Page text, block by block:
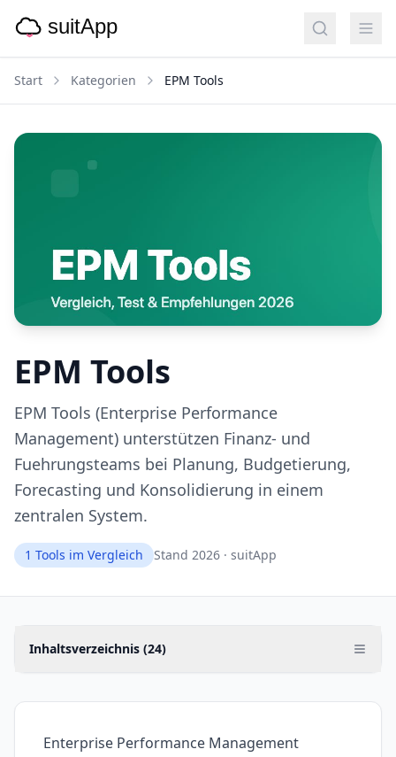
Start Kategorien EPM Tools
EPM Tools
EPM Tools (Enterprise Performance
Management) unterstützen Finanz- und
Fuehrungsteams bei Planung, Budgetierung,
Forecasting und Konsolidierung in einem
zentralen System.
1 Tools im Vergleich Stand 2026 · suitApp
Inhaltsverzeichnis (24)
Enterprise Performance Management